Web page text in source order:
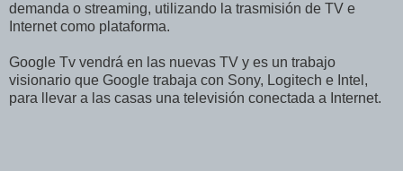
demanda o streaming, utilizando la trasmisión de TV e
Internet como plataforma.
Google Tv vendrá en las nuevas TV y es un trabajo
visionario que Google trabaja con Sony, Logitech e Intel,
para llevar a las casas una televisión conectada a Internet.